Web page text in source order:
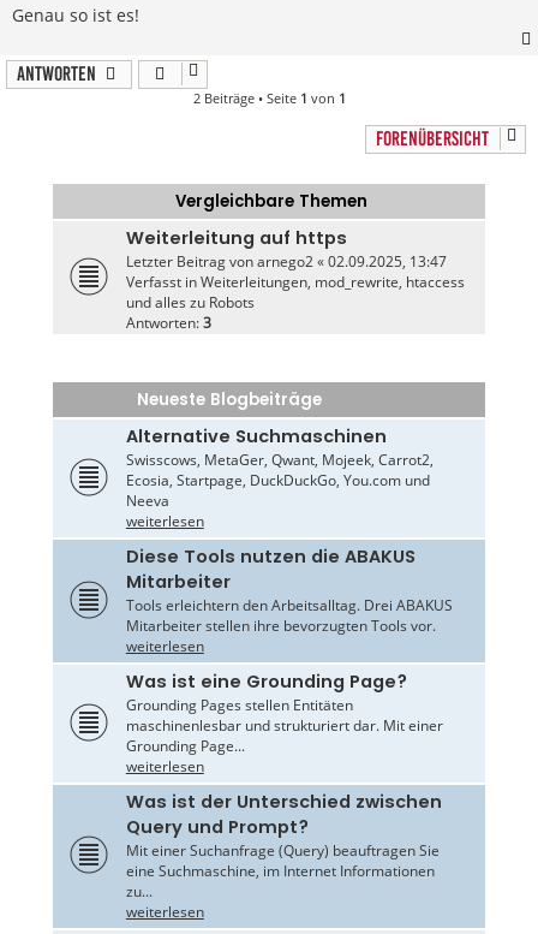
Genau so ist es!
Antworten
2 Beiträge • Seite 1 von 1
FORENÜBERSICHT
Vergleichbare Themen
Weiterleitung auf https
Letzter Beitrag vonarnego2«02.09.2025, 13:47
Verfasst inWeiterleitungen, mod_rewrite, htaccess
und alles zu Robots
Antworten:3
Neueste Blogbeiträge
Alternative Suchmaschinen
Swisscows, MetaGer, Qwant, Mojeek, Carrot2,
Ecosia, Startpage, DuckDuckGo, You.com und
Neeva
weiterlesen
Diese Tools nutzen die ABAKUS
Mitarbeiter
Tools erleichtern den Arbeitsalltag. Drei ABAKUS
Mitarbeiter stellen ihre bevorzugten Tools vor.
weiterlesen
Was ist eine Grounding Page?
Grounding Pages stellen Entitäten
maschinenlesbar und strukturiert dar. Mit einer
Grounding Page...
weiterlesen
Was ist der Unterschied zwischen
Query und Prompt?
Mit einer Suchanfrage (Query) beauftragen Sie
eine Suchmaschine, im Internet Informationen
zu...
weiterlesen